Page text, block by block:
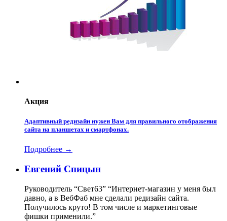
Акция
Адаптивный редизайн нужен Вам для правильного отображения
сайта на планшетах и смартфонах.
Подробнее →
Евгений Спицын
Руководитель “Свет63” “Интернет-магазин у меня был
давно, а в ВебФаб мне сделали редизайн сайта.
Получилось круто! В том числе и маркетинговые
фишки применили.”